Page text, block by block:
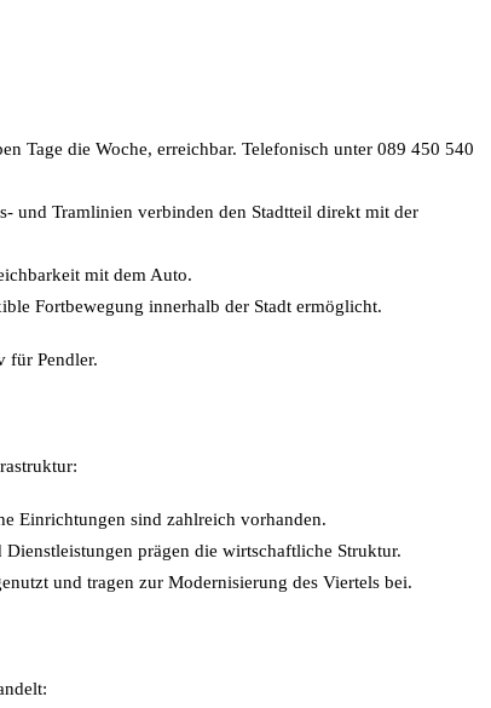
Tage die Woche, erreichbar. Telefonisch unter 089 450 540
und Tramlinien verbinden den Stadtteil direkt mit der
mit dem Auto.
Fortbewegung innerhalb der Stadt ermöglicht.
für Pendler.
Einrichtungen sind zahlreich vorhanden.
prägen die wirtschaftliche Struktur.
und tragen zur Modernisierung des Viertels bei.